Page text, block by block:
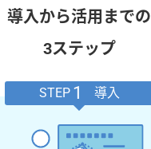
導入から活用までの
3ステップ
STEP 1 導入